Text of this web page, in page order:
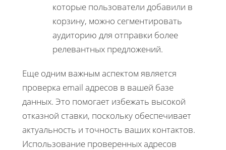
которые пользователи добавили в
корзину, можно сегментировать
аудиторию для отправки более
релевантных предложений.
Еще одним важным аспектом является
проверка email адресов в вашей базе
данных. Это помогает избежать высокой
отказной ставки, поскольку обеспечивает
актуальность и точность ваших контактов.
Использование проверенных адресов